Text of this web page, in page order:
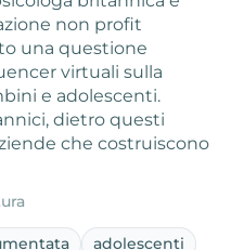
non profit
una questione
virtuali sulla
e adolescenti.
dietro questi
che costruiscono
adolescenti